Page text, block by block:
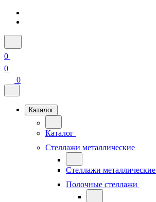
0
0
0
Каталог
Каталог
Стеллажи металлические
Стеллажи металлические
Полочные стеллажи